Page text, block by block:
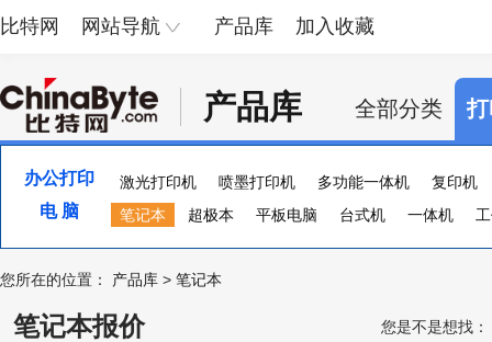
比特网 网站导航 产品库 加入收藏
产品库 全部分类
办公打印 激光打印机 喷墨打印机 多功能一体机
复印机
便携照片打印机
页宽打印机 证卡打印机 大幅
电 脑 笔记本 超极本 平板电脑 台式机 一体机
您所在的位置： 产品库 > 笔记本
笔记本报价 您是不是想找：